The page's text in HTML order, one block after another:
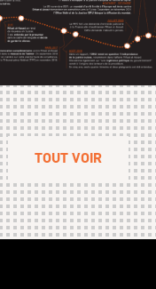
TOUT VOIR